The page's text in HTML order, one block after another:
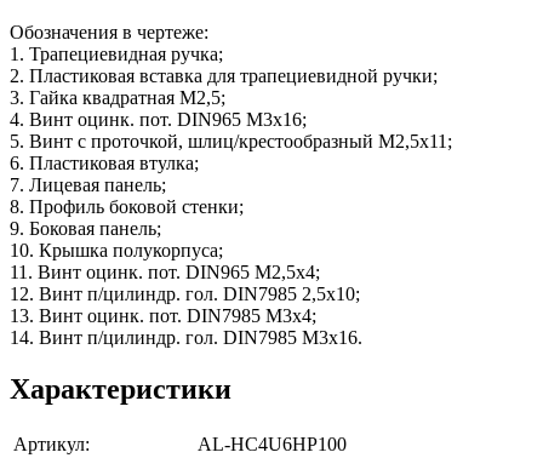
Обозначения в чертеже:
1. Трапециевидная ручка;
2. Пластиковая вставка для трапециевидной ручки;
3. Гайка квадратная М2,5;
4. Винт оцинк. пот. DIN965 М3х16;
5. Винт с проточкой, шлиц/крестообразный М2,5х11;
6. Пластиковая втулка;
7. Лицевая панель;
8. Профиль боковой стенки;
9. Боковая панель;
10. Крышка полукорпуса;
11. Винт оцинк. пот. DIN965 М2,5х4;
12. Винт п/цилиндр. гол. DIN7985 2,5х10;
13. Винт оцинк. пот. DIN7985 М3х4;
14. Винт п/цилиндр. гол. DIN7985 M3х16.
Характеристики
Артикул:
AL-HC4U6HP100